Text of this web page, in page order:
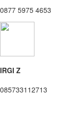
0877 5975 4653
IRGI Z
085733112713